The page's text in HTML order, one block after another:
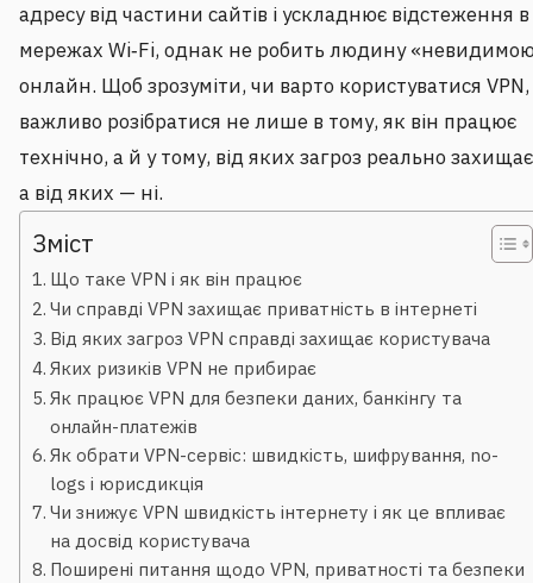
адресу від частини сайтів і ускладнює відстеження в
мережах Wi‑Fi, однак не робить людину
онлайн. Щоб зрозуміти, чи варто користуватися VPN,
важливо розібратися не лише в тому, як він працює
технічно, а й у тому, від яких загроз реально
а від яких — ні.
Зміст
Що таке VPN і як він працює
Чи справді VPN захищає приватність в інтернеті
Від яких загроз VPN справді захищає користувача
Яких ризиків VPN не прибирає
Як працює VPN для безпеки даних, банкінгу та
онлайн-платежів
Як обрати VPN-сервіс: швидкість, шифрування, no-
logs і юрисдикція
Чи знижує VPN швидкість інтернету і як це впливає
на досвід користувача
Поширені питання щодо VPN, приватності та безпеки